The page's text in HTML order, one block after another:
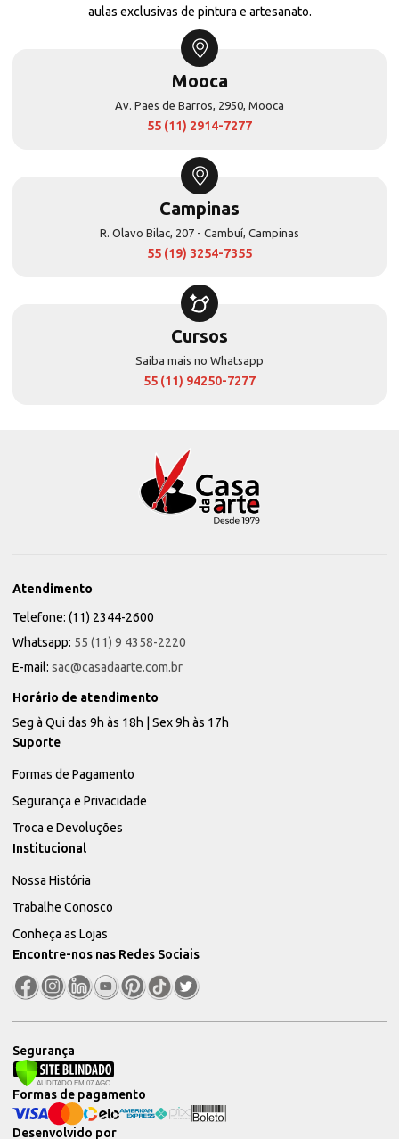
aulas exclusivas de pintura e artesanato.
Mooca
Av. Paes de Barros, 2950, Mooca
55 (11) 2914-7277
Campinas
R. Olavo Bilac, 207 - Cambuí, Campinas
55 (19) 3254-7355
Cursos
Saiba mais no Whatsapp
55 (11) 94250-7277
Atendimento
Telefone: (11) 2344-2600
Whatsapp: 55 (11) 9 4358-2220
E-mail: sac@casadaarte.com.br
Horário de atendimento
Seg à Qui das 9h às 18h | Sex 9h às 17h
Suporte
Formas de Pagamento
Segurança e Privacidade
Troca e Devoluções
Institucional
Nossa História
Trabalhe Conosco
Conheça as Lojas
Encontre-nos nas Redes Sociais
Segurança
Desenvolvido por
Formas de pagamento